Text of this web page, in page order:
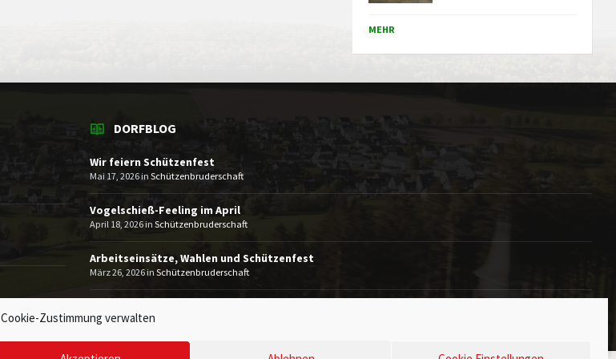
Cookie-Zustimmung verwalten
MEHR
DORFBLOG
Wir feiern Schützenfest
Mai 17, 2026in Schützenbruderschaft
Vogelschieß-Feeling im April
April 18, 2026in Schützenbruderschaft
Arbeitseinsätze, Wahlen und Schützenfest
März 26, 2026in Schützenbruderschaft